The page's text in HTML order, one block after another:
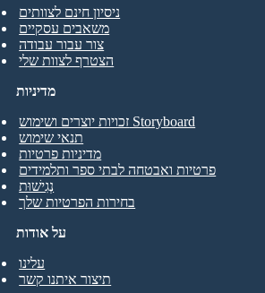
ניסיון חינם לצוותים
משאבים עסקיים
צור עבור עבודה
הצטרף לצוות שלי
על אודות
עלינו
תיצור איתנו קשר
מדיניות
זכויות יוצרים ושימוש Storyboard
תנאי שימוש
מדיניות פרטיות
פרטיות ואבטחה לבתי ספר ותלמידים
נְגִישׁוּת
בחירות הפרטיות שלך